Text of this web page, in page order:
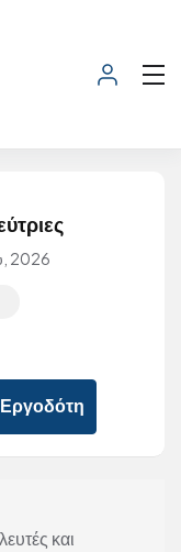
2026
και